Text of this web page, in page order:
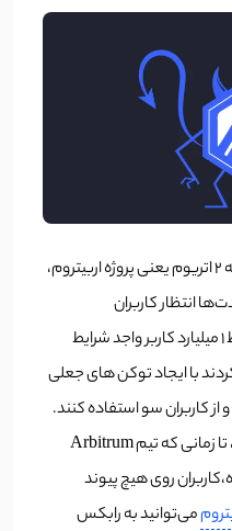
با رونمایی از راه‌حل مقیاس‌پذیری لایه ۲ اتریوم یعنی پروژه اربیتروم،
از مدت‌ها انتظار کاربران
کریپتوکارنسی صورت گرفت و توسط ۱ میلیارد کاربر واجد شرایط
با ایجاد توکن‌ های جعلی
از کاربران سو استفاده کنند.
Certik به کاربران هشدار داده است، تا زمانی که تیم Arbitrum
روی هیچ پیوند
می‌توانید به رابکس